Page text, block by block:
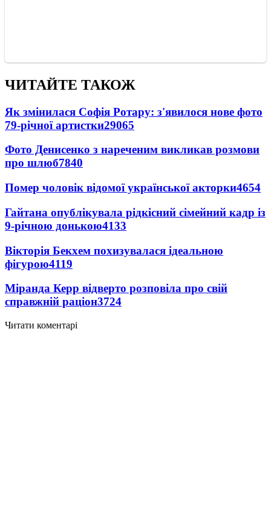
ЧИТАЙТЕ ТАКОЖ
Як змінилася Софія Ротару: з'явилося нове фото
79-річної артистки29065
Фото Денисенко з нареченим викликав розмови
про шлюб7840
Помер чоловік відомої української акторки4654
Гайтана опублікувала рідкісний сімейний кадр із
9-річною донькою4133
Вікторія Бекхем похизувалася ідеальною
фігурою4119
Міранда Керр відверто розповіла про свій
справжній раціон3724
Читати коментарі